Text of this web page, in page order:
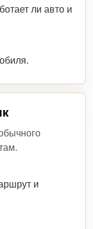
ли авто и
и